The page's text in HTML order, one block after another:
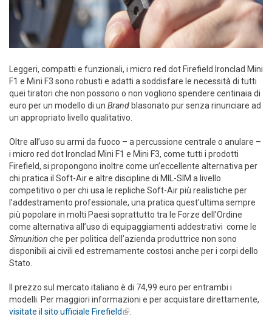
Leggeri, compatti e funzionali, i micro red dot Firefield Ironclad Mini
F1 e Mini F3 sono robusti e adatti a soddisfare le necessità di tutti
quei tiratori che non possono o non vogliono spendere centinaia di
euro per un modello di un Brand blasonato pur senza rinunciare ad
un appropriato livello qualitativo.
Oltre all’uso su armi da fuoco – a percussione centrale o anulare –
i micro red dot Ironclad Mini F1 e Mini F3, come tutti i prodotti
Firefield, si propongono inoltre come un’eccellente alternativa per
chi pratica il Soft-Air e altre discipline di MIL-SIM a livello
competitivo o per chi usa le repliche Soft-Air più realistiche per
l’addestramento professionale, una pratica quest’ultima sempre
più popolare in molti Paesi soprattutto tra le Forze dell’Ordine
come alternativa all’uso di equipaggiamenti addestrativi come le
Simunition che per politica dell’azienda produttrice non sono
disponibili ai civili ed estremamente costosi anche per i corpi dello
Stato.
Il prezzo sul mercato italiano è di 74,99 euro per entrambi i
modelli. Per maggiori informazioni e per acquistare direttamente,
visitate il sito ufficiale Firefield (link is external)
.